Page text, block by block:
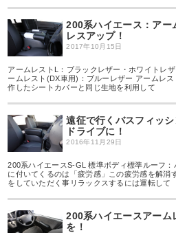
200系ハイエース：アー
レスアップ！
2017年10月15日
アームレストL：ブラックレザー・ホワイトレ
ームレスト(DX車用)：ブルーレザー アームレ
作したシートカバーと同じ生地を利用して
遠征で行くバスフィッ
ドライブに！
2016年11月29日
200系ハイエースS-GL 標準ボディ標準ルーフ
に付いてくるのは「疲労感」この疲労感を解消
をしていただく事リラックスするには運転して
200系ハイエースアーム
を！